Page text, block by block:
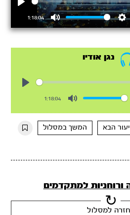
1:18:04
Mute
נגן אודיו
1:18:04
הבא המשך במסלול
למתקדמים
למסלול